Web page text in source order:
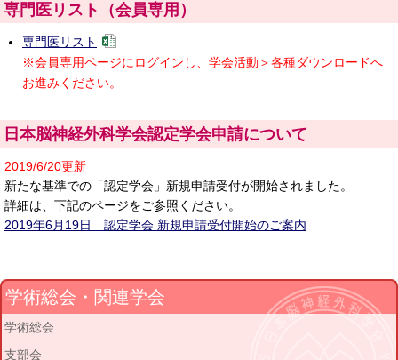
専門医リスト（会員専用）
専門医リスト
※会員専用ページにログインし、学会活動＞各種ダウンロードへ
お進みください。
日本脳神経外科学会認定学会申請について
2019/6/20更新
新たな基準での「認定学会」新規申請受付が開始されました。
詳細は、下記のページをご参照ください。
2019年6月19日 認定学会 新規申請受付開始のご案内
学術総会・関連学会
学術総会
支部会